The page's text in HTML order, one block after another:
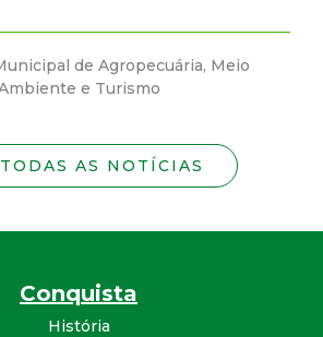
de Agropecuária, Meio
e Turismo
AS NOTÍCIAS
Conquista
História